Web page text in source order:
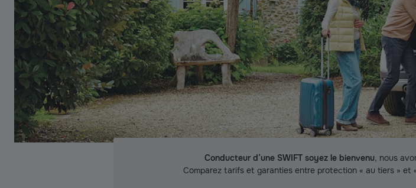
Conducteur d’une SWIFT soyez le bienvenu, nous
Comparez tarifs et garanties entre protection « au tiers » et